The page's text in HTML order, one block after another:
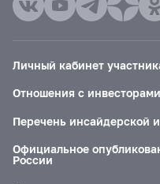
Личный кабинет
Отношения с инвесторами
Перечень инсайдерской
Официальное
России